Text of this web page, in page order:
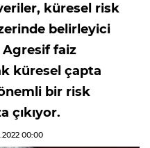
küresel risk
belirleyici
faiz
küresel çapta
bir risk
çıkıyor.
00:00